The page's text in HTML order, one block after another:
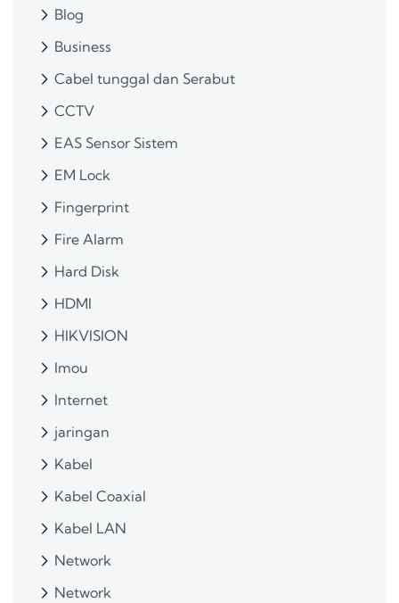
Blog
Business
Cabel tunggal dan Serabut
CCTV
EAS Sensor Sistem
EM Lock
Fingerprint
Fire Alarm
Hard Disk
HDMI
HIKVISION
Imou
Internet
jaringan
Kabel
Kabel Coaxial
Kabel LAN
Network
Network